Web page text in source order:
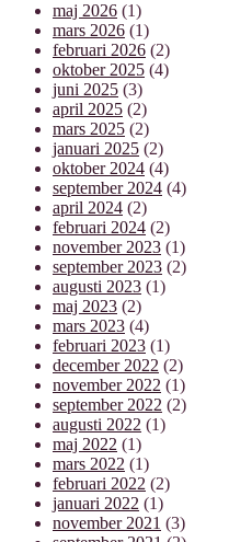
maj 2026 (1)
mars 2026 (1)
februari 2026 (2)
oktober 2025 (4)
juni 2025 (3)
april 2025 (2)
mars 2025 (2)
januari 2025 (2)
oktober 2024 (4)
september 2024 (4)
april 2024 (2)
februari 2024 (2)
november 2023 (1)
september 2023 (2)
augusti 2023 (1)
maj 2023 (2)
mars 2023 (4)
februari 2023 (1)
december 2022 (2)
november 2022 (1)
september 2022 (2)
augusti 2022 (1)
maj 2022 (1)
mars 2022 (1)
februari 2022 (2)
januari 2022 (1)
november 2021 (3)